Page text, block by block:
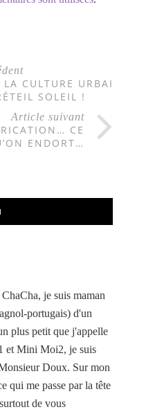
CULTURE URBAINE
SOLEIL !
Article suivant
CE
ENDORT…
je suis maman
portugais) d'un
plus petit que j'appelle
et Mini Moi2, je suis
Doux. Sur mon
qui me passe par la tête
de vous